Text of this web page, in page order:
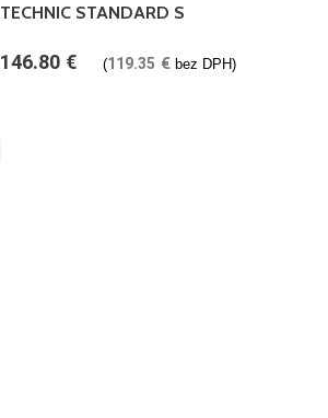
TECHNIC STANDARD S
146.80 € (119.35 € bez DPH)